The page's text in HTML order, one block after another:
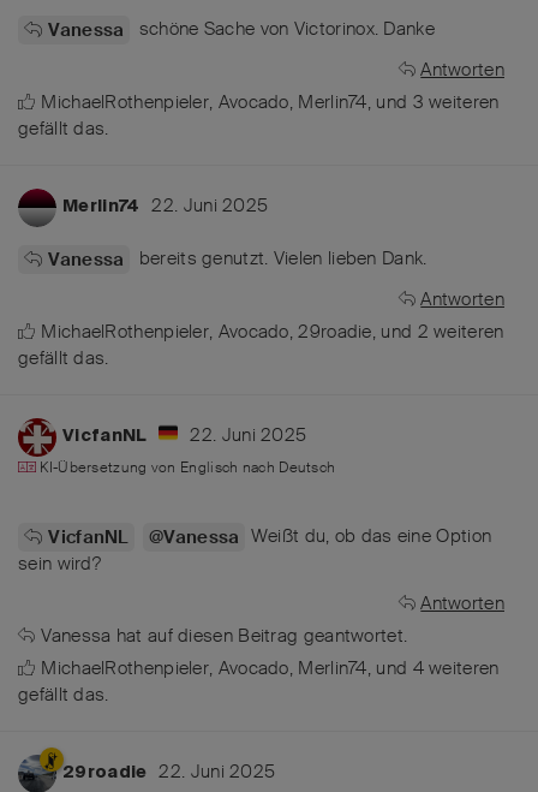
Vanessa
schöne Sache von Victorinox. Danke
Antworten
MichaelRothenpieler, Avocado, Merlin74, und 3 weiteren
gefällt das.
Merlin74 22. Juni 2025
Vanessa
bereits genutzt. Vielen lieben Dank.
Antworten
MichaelRothenpieler, Avocado,29roadie, und 2 weiteren
gefällt das.
VicfanNL 22. Juni 2025
KI-Übersetzung von Englisch nach Deutsch
VicfanNL @Vanessa Weißt du, ob das eine Option
sein wird?
Antworten
Vanessa hat auf diesen Beitrag geantwortet.
MichaelRothenpieler, Avocado, Merlin74, und 4weiteren
gefällt das.
29roadie 22. Juni 2025